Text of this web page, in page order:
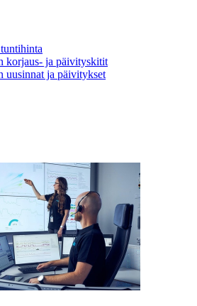
korjaus- ja päivityskitit
uusinnat ja päivitykset